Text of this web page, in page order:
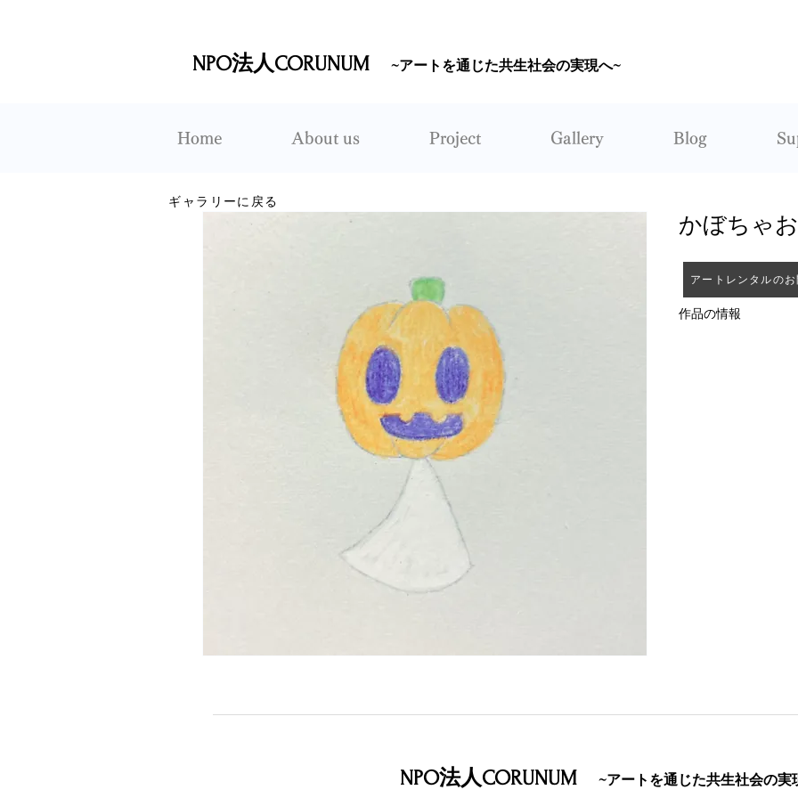
NPO法人CORUNUM ~アートを通じた共生社会の実現へ~
Home About us Project Gallery Blog
かぼちゃ
作品の情報
アートレンタルの
ギャラリーに戻る
CORUNUM
NPO法人CORUNUM ~アートを通じた共生社会の実